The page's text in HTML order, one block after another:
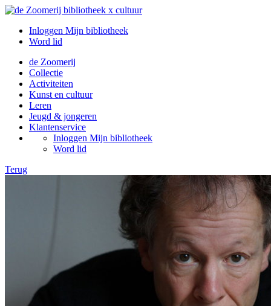
Inloggen Mijn bibliotheek
Word lid
de Zoomerij
Collectie
Activiteiten
Kunst en cultuur
Leren
Jeugd & jongeren
Klantenservice
Inloggen Mijn bibliotheek
Word lid
Terug